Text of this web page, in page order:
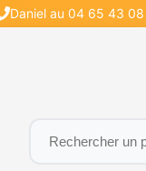
Daniel au 04 65 43